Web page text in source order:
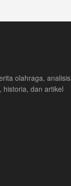
olahraga, analisis
historia, dan artikel